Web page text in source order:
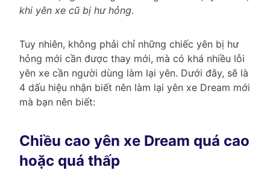
khi yên xe cũ bị hư hỏng.
Tuy nhiên, không phải chỉ những chiếc yên bị hư
hỏng mới cần được thay mới, mà có khá nhiều lỗi
yên xe cần người dùng làm lại yên. Dưới đây, sẽ là
4 dấu hiệu nhận biết nên làm lại yên xe Dream mới
mà bạn nên biết:
Chiều cao yên xe Dream quá cao
hoặc quá thấp